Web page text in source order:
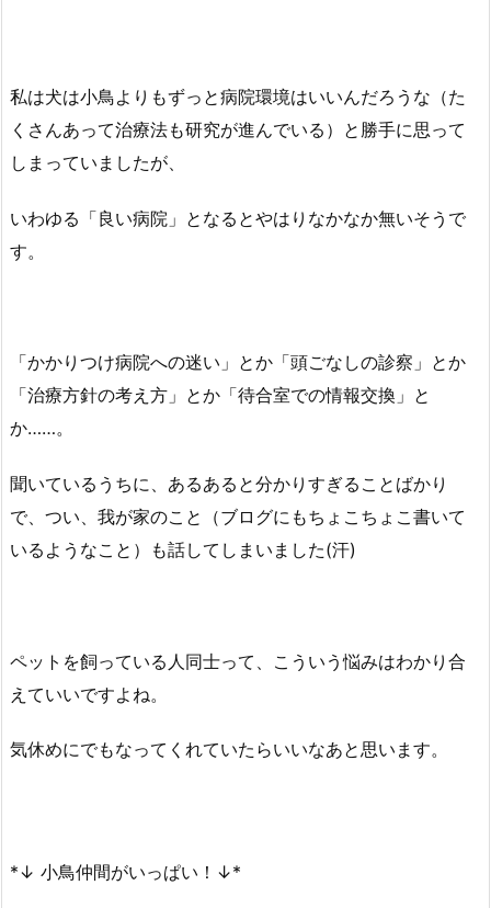
私は犬は小鳥よりもずっと病院環境はいいんだろうな（た
くさんあって治療法も研究が進んでいる）と勝手に思って
しまっていましたが、
いわゆる「良い病院」となるとやはりなかなか無いそうで
す。
「かかりつけ病院への迷い」とか「頭ごなしの診察」とか
「治療方針の考え方」とか「待合室での情報交換」と
か……。
聞いているうちに、あるあると分かりすぎることばかり
で、つい、我が家のこと（ブログにもちょこちょこ書いて
いるようなこと）も話してしまいました(汗)
ペットを飼っている人同士って、こういう悩みはわかり合
えていいですよね。
気休めにでもなってくれていたらいいなあと思います。
*↓ 小鳥仲間がいっぱい！↓*